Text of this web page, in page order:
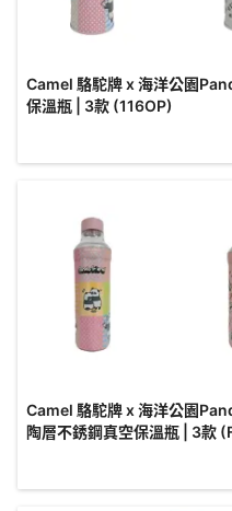
Camel 駱駝牌 x 海洋公園
保溫瓶 | 3款 (116OP)
Camel 駱駝牌 x 海洋公園
陶層不銹鋼真空保溫瓶 | 3款